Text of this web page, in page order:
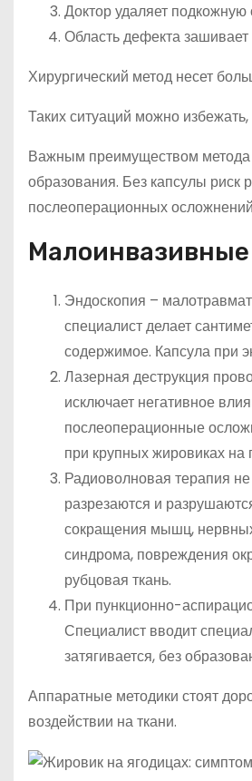
Доктор удаляет подкожную
Область дефекта
Хирургический метод несет
Таких ситуаций можно
Важным преимуществом метода
образования. Без капсулы риск
послеоперационных
Эндоскопия –
специалист делает
содержимое. Капсула при
Лазерная деструкция
исключает негативное
послеоперационные
при крупных жировиках на
Радиоволновая терапия
разрезаются и
сокращения мышц, нервных
синдрома, повреждения
рубцовая ткань.
При пункционно-
Специалист вводит
затягивается, без
Аппаратные методики стоят
воздействии на ткани.